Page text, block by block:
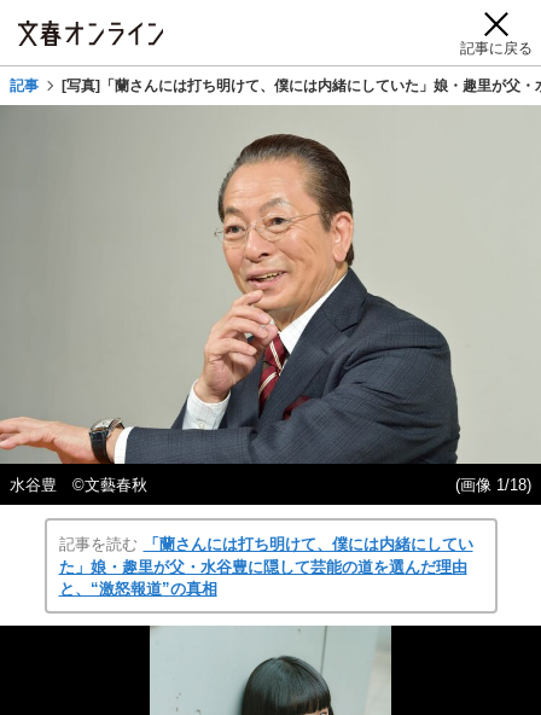
記事に戻る
記事 [写真]「蘭さんには打ち明けて、僕には内緒にしていた」娘・趣里が父
水谷豊 ©︎文藝春秋 (画像 1/18)
記事を読む
「蘭さんには打ち明けて、僕には内緒にしてい
た」娘・趣里が父・水谷豊に隠して芸能の道を選んだ理由
と、“激怒報道”の真相